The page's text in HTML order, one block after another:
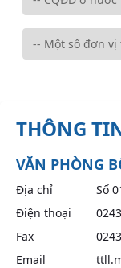
THÔNG
VĂN PHÒNG
Địa chỉ
Số
Điện thoại
Fax
Email